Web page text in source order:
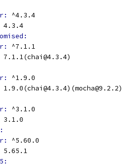
^4.3.4
4.3.4
^7.1.1
7.1.1(chai@4.3.4)
^1.9.0
1.9.0(chai@4.3.4)(mocha@9.2.2)
^3.1.0
3.1.0
^5.60.0
5.65.1